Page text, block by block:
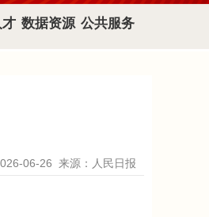
数据资源 公共服务
06-26 来源：人民日报